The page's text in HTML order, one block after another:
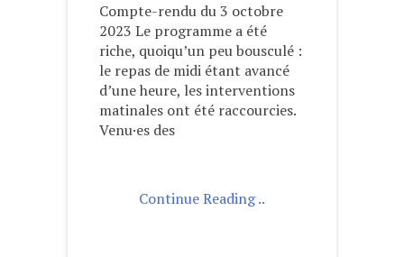
Compte-rendu du 3 octobre
2023 Le programme a été
riche, quoiqu’un peu bousculé :
le repas de midi étant avancé
d’une heure, les interventions
matinales ont été raccourcies.
Venu·es des
Continue Reading ..